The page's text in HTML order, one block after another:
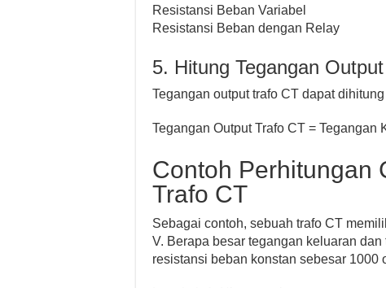
Resistansi Beban Variabel
Resistansi Beban dengan Relay
5. Hitung Tegangan
Tegangan output trafo CT dapat
Tegangan Output Trafo CT = Tegangan
Contoh Perhitungan
Trafo CT
Sebagai contoh, sebuah trafo CT
V. Berapa besar tegangan keluaran
resistansi beban konstan sebesar 1000